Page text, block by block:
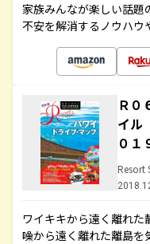
家族みんなが楽しい話題
不安を解消するノウハウ
Ｒ
イ
０１
Resort
ワイキキから遠く離れた
噪から遠く離れた離島を